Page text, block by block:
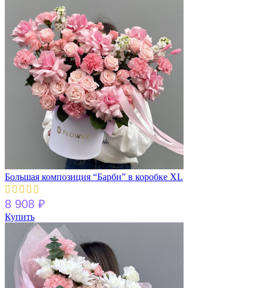
Большая композиция “Барби” в коробке XL
8 908 ₽
Купить